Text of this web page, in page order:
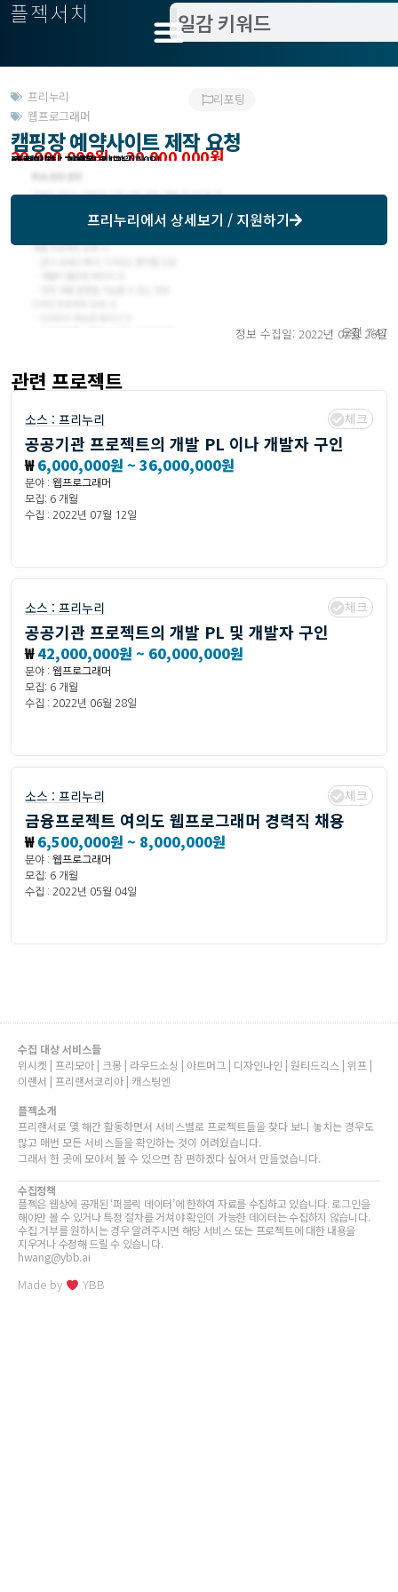
플젝서치
프리누리
웹프로그래머
리포팅
캠핑장 예약사이트 제작 요청
20,000,000원 ~ 30,000,000원
작업방식 : 재택
모집기한 : 프리누리에서 확인
예상기간 : 3 개월
등록일자 : 2017년 12월 19일
관련위치 : 서울 강남구
프리누리에서 상세보기 / 지원하기
정보 수집일: 2022년 02월 26일
오전 7:47
관련 프로젝트
소스 : 프리누리 체크
공공기관 프로젝트의 개발 PL 이나 개발자 구인
₩6,000,000원 ~ 36,000,000원
분야 : 웹프로그래머
모집: 6 개월
수집 : 2022년 07월 12일
소스 : 프리누리 체크
공공기관 프로젝트의 개발 PL 및 개발자 구인
₩42,000,000원 ~ 60,000,000원
분야 : 웹프로그래머
모집: 6 개월
수집 : 2022년 06월 28일
소스 : 프리누리 체크
금융프로젝트 여의도 웹프로그래머 경력직 채용
₩6,500,000원 ~ 8,000,000원
분야 : 웹프로그래머
모집: 6 개월
수집 : 2022년 05월 04일
수집 대상 서비스들
위시켓 | 프리모아 | 크몽 | 라우드소싱 | 아트머그 | 디자인나인 | 원티드긱스 | 위프 |
이랜서 | 프리랜서코리아 | 캐스팅엔
플젝소개
프리랜서로 몇 해간 활동하면서 서비스별로 프로젝트들을 찾다 보니 놓치는 경우도
많고 매번 모든 서비스들을 확인하는 것이 어려웠습니다.
그래서 한 곳에 모아서 볼 수 있으면 참 편하겠다 싶어서 만들었습니다.
수집정책
플젝은 웹상에 공개된 ‘퍼블릭 데이터’에 한하여 자료를 수집하고 있습니다. 로그인을
해야만 볼 수 있거나 특정 절차를 거쳐야 확인이 가능한 데이터는 수집하지 않습니다.
수집 거부를 원하시는 경우 알려주시면 해당 서비스 또는 프로젝트에 대한 내용을
지우거나 수정해 드릴 수 있습니다.
hwang@ybb.ai
Made by YBB